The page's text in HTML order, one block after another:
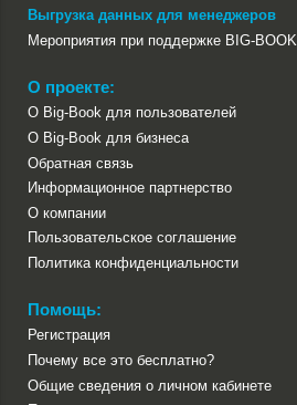
Выгрузка данных для менеджеров
Мероприятия при поддержке BIG-BOOK
О проекте:
О Big-Book для пользователей
О Big-Book для бизнеса
Обратная связь
Информационное партнерство
О компании
Пользовательское соглашение
Политика конфиденциальности
Помощь:
Регистрация
Почему все это бесплатно?
Общие сведения о личном кабинете